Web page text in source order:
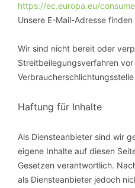
https://ec.europa.eu/
Unsere E-Mail-Adresse
Wir sind nicht bereit oder
Streitbeilegungsverfahren vor
Haftung für Inhalte
Als Diensteanbieter sind wir
eigene Inhalte auf diesen
Gesetzen verantwortlich.
als Diensteanbieter jedoch